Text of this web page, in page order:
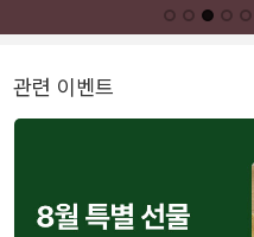
관련 이벤트